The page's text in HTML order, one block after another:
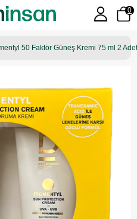
0
50 Faktör Güneş Kremi 75 ml 2 Adet